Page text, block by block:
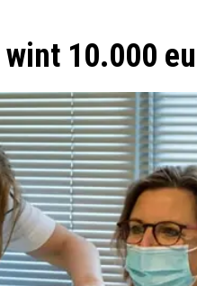
10.000